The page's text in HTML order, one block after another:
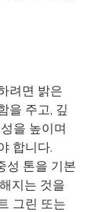
려면 밝은
을 주고, 깊
을 높이며
합니다.
성 톤을 기본
지는 것을
그린 또는